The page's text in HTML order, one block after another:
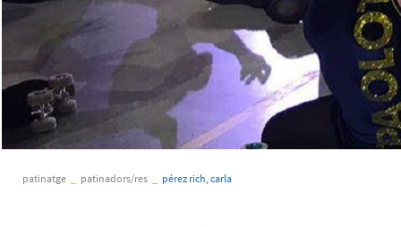
patinatge patinadors/res pérez rich, carla